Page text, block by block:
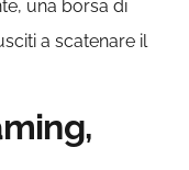
una borsa di
a scatenare il